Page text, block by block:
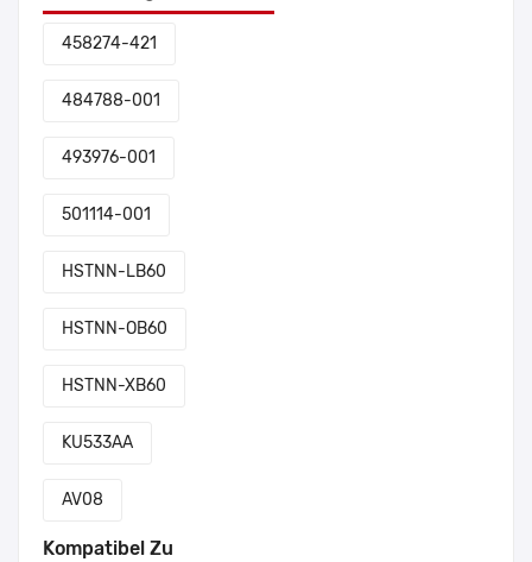
458274-421
484788-001
493976-001
501114-001
HSTNN-LB60
HSTNN-OB60
HSTNN-XB60
KU533AA
AV08
Kompatibel Zu